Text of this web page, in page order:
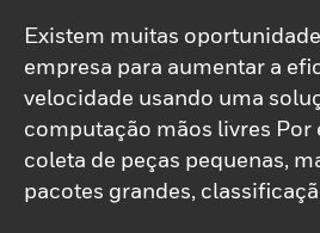
Existem muitas
empresa para aumentar a
velocidade usando uma
computação mãos livres Por
coleta de peças pequenas,
pacotes grandes,